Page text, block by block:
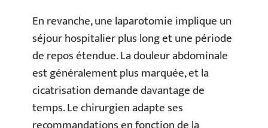
En revanche, une laparotomie implique un
séjour hospitalier plus long et une période
de repos étendue. La douleur abdominale
est généralement plus marquée, et la
cicatrisation demande davantage de
temps. Le chirurgien adapte ses